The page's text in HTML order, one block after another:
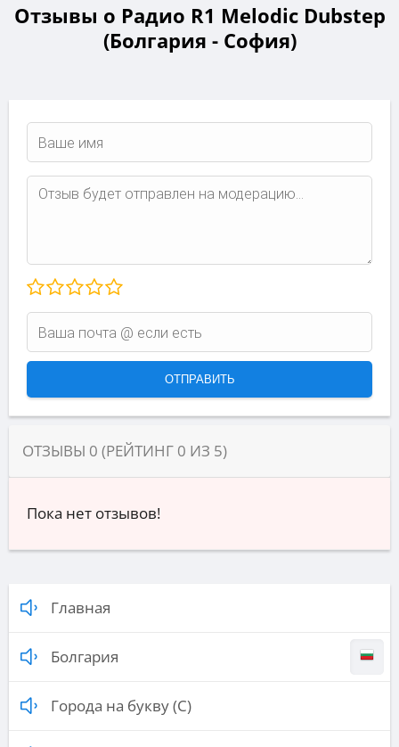
Отзывы о Радио R1 Melodic Dubstep
(Болгария - София)
ОТЗЫВЫ 0 (РЕЙТИНГ 0 ИЗ 5)
Пока нет отзывов!
Главная
Болгария
Города на букву (С)